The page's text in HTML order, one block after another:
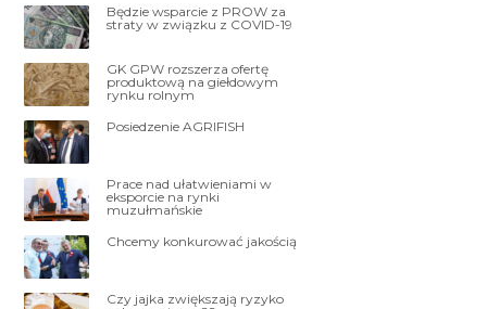
Będzie wsparcie z PROW za
straty w związku z COVID-19
GK GPW rozszerza ofertę
produktową na giełdowym
rynku rolnym
Posiedzenie AGRIFISH
Prace nad ułatwieniami w
eksporcie na rynki
muzułmańskie
Chcemy konkurować jakością
Czy jajka zwiększają ryzyko